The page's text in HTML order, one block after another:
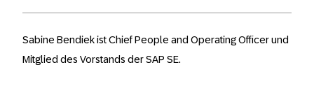
Sabine Bendiek ist Chief People and Operating Officer und
Mitglied des Vorstands der SAP SE.